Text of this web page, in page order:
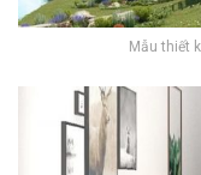
Mẫu thiết